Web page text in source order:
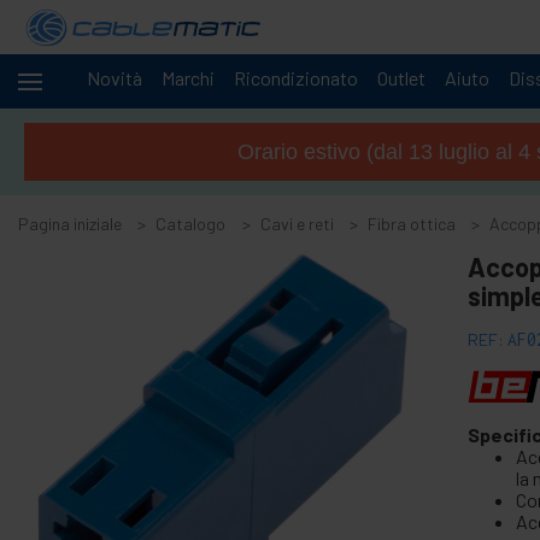
Novità Marchi Ricondizionato Outlet Aiuto
Cavi -
+
ATA IDE adattatore e accessori
Adattatore Bluetooth e accessori
Interface serial
cavo BCC
Cavi e adattatore MIDI
+
Cavi e accessori USB
+
Cavi CISCO
+
Orario estivo (dal 13 luglio al
Pagina iniziale Catalogo Cavi e reti Fibra ottica
REF:
la